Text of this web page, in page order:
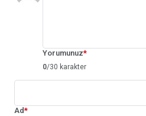
Yorumunuz*
0/30 karakter
Ad*